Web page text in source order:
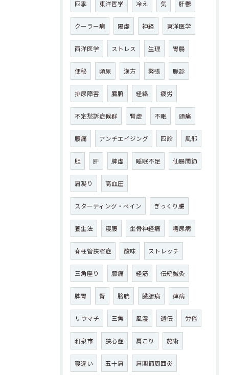
四季 東洋哲学 冷え 気 肝鬱
クーラー病 陽虚 神経 東洋医学
西洋医学 ストレス 生理 胃腸
便秘 頻尿 漢方 緊張 脈診
排尿障害 臓腑 経絡 疲労
不定愁訴症候群 腎虚 不眠 頭痛
腰痛 アンチエイジング 四診 風邪
胆 肝 脾虚 睡眠不足 仙腸関節
肩凝り 高血圧
スターティング・ペイン ぎっくり腰
養生法 寝腰 坐骨神経痛 糖尿病
脊柱管狭窄症 酸味 ストレッチ
三角座り 膝痛 経筋 伝統鍼灸
脾胃 腎 膀胱 臓腑病 痺病
リウマチ 三焦 風湿 遺伝 労倦
和泉市 狭心症 肩こり 施術
寝違い 五十肩 肩関節周囲炎